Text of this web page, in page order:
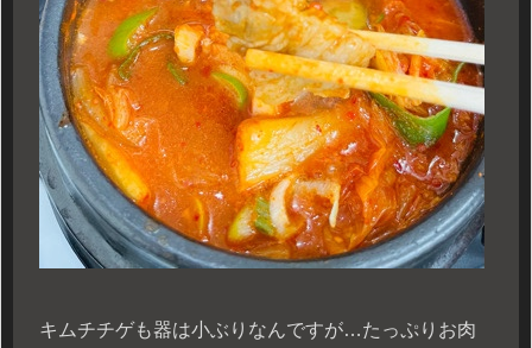
キムチチゲも器は小ぶりなんですが…たっぷりお肉